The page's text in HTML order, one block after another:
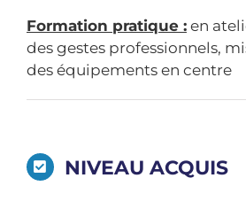
Formation pratique :en
des gestes professionnels,
des équipements en centre
NIVEAU ACQUIS